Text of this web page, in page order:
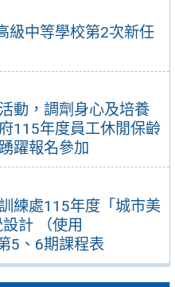
級中等學校第2次新任
動，調劑身心及培養
115年度員工休閒保齡
躍報名參加
練處115年度「城市美
計 （使用
5、6期課程表